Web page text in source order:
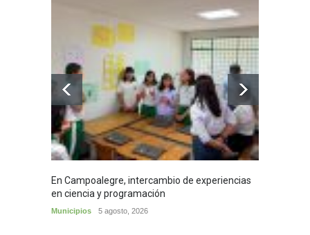
En Campoalegre, intercambio de experiencias
en ciencia y programación
Municipios 5 agosto, 2026